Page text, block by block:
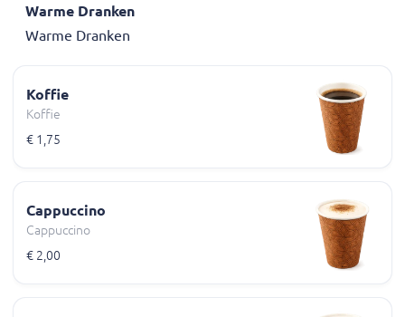
Warme Dranken
Warme Dranken
Koffie
Koffie
€ 1,75
Cappuccino
Cappuccino
€ 2,00